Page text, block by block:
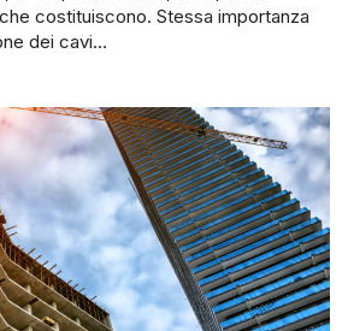
costituiscono. Stes­sa importanza
dei cavi…